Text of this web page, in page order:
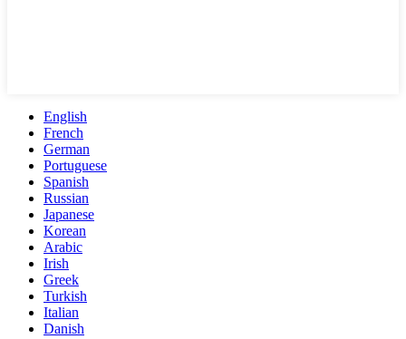
English
French
German
Portuguese
Spanish
Russian
Japanese
Korean
Arabic
Irish
Greek
Turkish
Italian
Danish